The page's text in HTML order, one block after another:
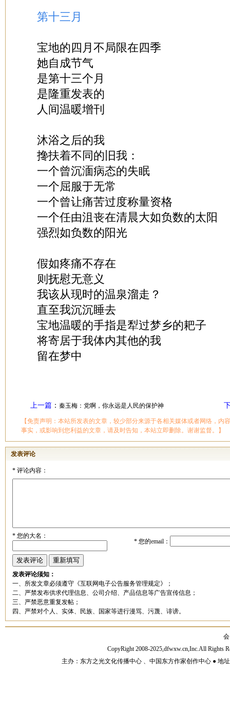
第十三月
宝地的四月不局限在四季
她自成节气
是第十三个月
是隆重发表的
人间温暖增刊
沐浴之后的我
搀扶着不同的旧我：
一个曾沉湎病态的失眠
一个屈服于无常
一个曾让痛苦过度称量资格
一个任由沮丧在清晨大如负数的太阳
强烈如负数的阳光
假如疼痛不存在
则抚慰无意义
我该从现时的温泉溜走？
直至我沉沉睡去
宝地温暖的手指是犁过梦乡的耙子
将寄居于我体内其他的我
留在梦中
上一篇： 秦玉梅：党啊，你永远是人民的保护神
【免责声明：本站所发表的文章，较少部分来源于各相关媒体或者网络，内
事实，或影响到您利益的文章，请及时告知，本站立即删除。谢谢监督。】
发表评论
*评论内容：
*您的大名：
*您的email：
发表评论须知：
一、所发文章必须遵守《互联网电子公告服务管理规定》；
二、严禁发布供求代理信息、公司介绍、产品信息等广告宣传信息；
三、严禁恶意重复发帖；
四、严禁对个人、实体、民族、国家等进行漫骂、污蔑、诽谤。
CopyRight 2008-2025,dfwxw.cn,Inc.All Rights
主办：东方之光文化传播中心 、中国东方作家创作中心 ● 地